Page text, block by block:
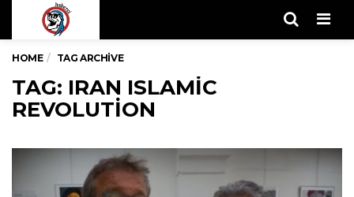
HOME TAG ARCHIVE
TAG: IRAN ISLAMIC
REVOLUTION